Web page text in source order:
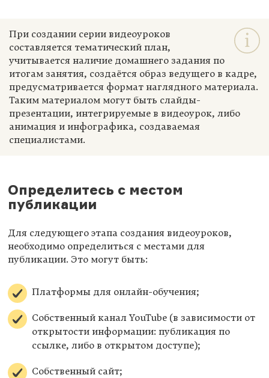
При создании серии видеоуроков
составляется тематический план,
учитывается наличие домашнего задания по
итогам занятия, создаётся образ ведущего в кадре,
предусматривается формат наглядного материала.
Таким материалом могут быть слайды-
презентации, интегрируемые в видеоурок, либо
анимация и инфографика, создаваемая
специалистами.
Определитесь с местом
публикации
Для следующего этапа создания видеоуроков,
необходимо определиться с местами для
публикации. Это могут быть:
Платформы для онлайн-обучения;
Собственный канал YouTube (в зависимости от
открытости информации: публикация по
ссылке, либо в открытом доступе);
Собственный сайт;